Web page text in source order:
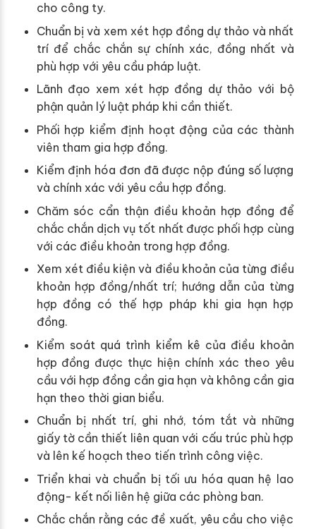
cho công ty.
Chuẩn bị và xem xét hợp đồng dự thảo và nhất
trí để chắc chắn sự chính xác, đồng nhất và
phù hợp với yêu cầu pháp luật.
Lãnh đạo xem xét hợp đồng dự thảo với bộ
phận quản lý luật pháp khi cần thiết.
Phối hợp kiểm định hoạt động của các thành
viên tham gia hợp đồng.
Kiểm định hóa đơn đã được nộp đúng số lượng
và chính xác với yêu cầu hợp đồng.
Chăm sóc cẩn thận điều khoản hợp đồng để
chắc chắn dịch vụ tốt nhất được phối hợp cùng
với các điều khoản trong hợp đồng.
Xem xét điều kiện và điều khoản của từng điều
khoản hợp đồng/nhất trí; hướng dẫn của từng
hợp đồng có thế hợp pháp khi gia hạn hợp
đồng.
Kiểm soát quá trình kiểm kê của điều khoản
hợp đồng được thực hiện chính xác theo yêu
cầu với hợp đồng cần gia hạn và không cần gia
hạn theo thời gian biểu.
Chuẩn bị nhất trí, ghi nhớ, tóm tắt và những
giấy tờ cần thiết liên quan với cấu trúc phù hợp
và lên kế hoạch theo tiến trình công việc.
Triển khai và chuẩn bị tối ưu hóa quan hệ lao
động- kết nối liên hệ giữa các phòng ban.
Chắc chắn rằng các đề xuất, yêu cầu cho việc